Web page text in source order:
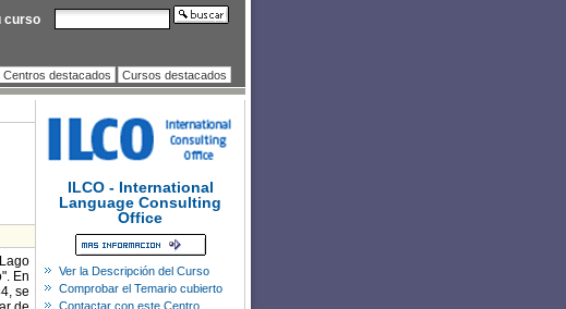
Centros destacados Cursos destacados
ILCO - International
Language Consulting
Office
Ver la Descripción del Curso
Comprobar el Temario cubierto
Contactar con este Centro
En
se
curso